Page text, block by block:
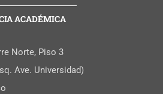
ACADÉMICA
Norte, Piso 3
Ave. Universidad)